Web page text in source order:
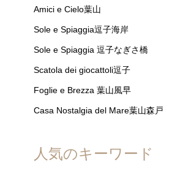
Amici e Cielo葉山
Sole e Spiaggia逗子海岸
Sole e Spiaggia 逗子なぎさ橋
Scatola dei giocattoli逗子
Foglie e Brezza 葉山風早
Casa Nostalgia del Mare葉山森戸
人気のキーワード